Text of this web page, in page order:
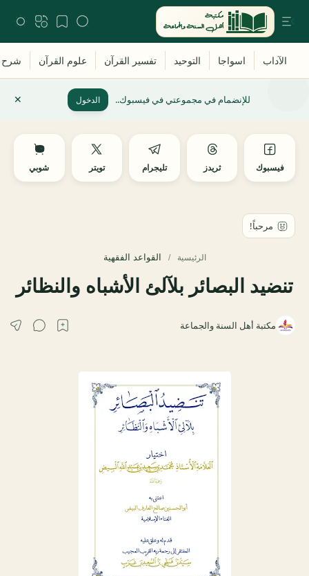
للإنضمام في مجموعتي في فيسبوك.. الدخول
فيسبوك ثريدز تليجرام تويتر شوبي
الرئيسية القواعد الفقهية
تنضيد البصائر بلآلئ الأشباه والنظائر